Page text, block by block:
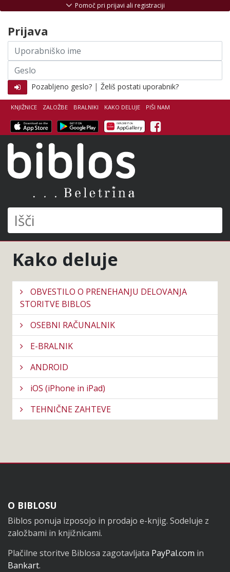
Išči
KNJIŽNICE ZALOŽBE BRALNIKI KAKO DELUJE PIŠI NAM
Facebook
Pomoč pri prijavi ali registraciji
Prijava
Uporabniško
ime
Geslo
Pozabljeno geslo? | Želiš postati uporabnik?
Kako deluje
STORITVE BIBLOS
OSEBNI RAČUNALNIK
E-BRALNIK
ANDROID
iOS (iPhone in iPad)
TEHNIČNE ZAHTEVE
Noga
O BIBLOSU
Biblos ponuja izposojo in prodajo e-knjig. Sodeluje z
založbami in knjižnicami.
Plačilne storitve Biblosa zagotavljata PayPal.com in
Bankart.